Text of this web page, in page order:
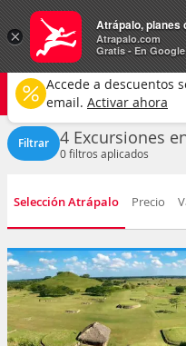
Actividades
Tampico ciudad
Excursiones Cualquier
Filtrar 4 Excursiones
0filtros aplicados
Selección Atrápalo Precio
×
Atrápalo, planes
Atrapalo.com
Gratis - En
Accede a descuentos
email. Activar ahora